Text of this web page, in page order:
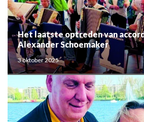
Het laatste optreden van
Alexander Schoemaker
3 oktober 2025